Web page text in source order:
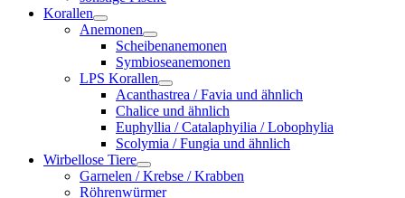
Korallen
Anemonen
Scheibenanemonen
Symbioseanemonen
LPS Korallen
Acanthastrea / Favia und ähnlich
Chalice und ähnlich
Euphyllia / Catalaphyilia / Lobophylia
Scolymia / Fungia und ähnlich
Wirbellose Tiere
Garnelen / Krebse / Krabben
Röhrenwürmer